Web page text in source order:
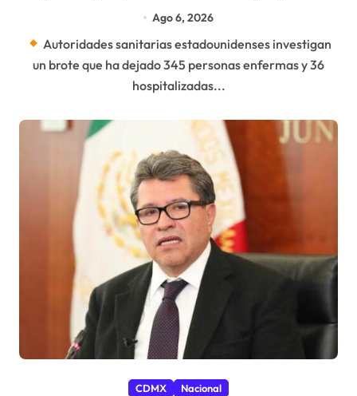
Ago 6, 2026
Autoridades sanitarias estadounidenses investigan
un brote que ha dejado 345 personas enfermas y 36
hospitalizadas...
CDMX Nacional